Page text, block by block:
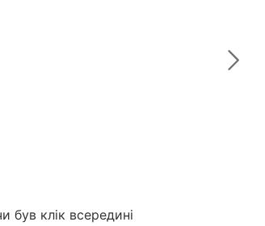
був клік всередині